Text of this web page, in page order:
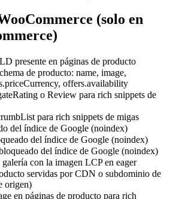
(solo en
presente en páginas de producto
de producto: name, image,
offers.availability
o Review para rich snippets de
para rich snippets de migas
del índice de Google (noindex)
del índice de Google (noindex)
del índice de Google (noindex)
con la imagen LCP en eager
servidas por CDN o subdominio de
origen)
en páginas de producto para rich